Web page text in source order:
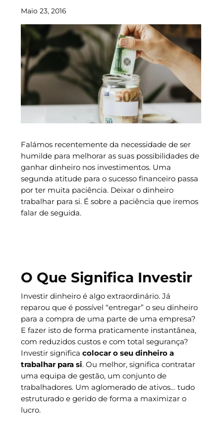
Maio 23, 2016
Falámos recentemente da necessidade de ser
humilde para melhorar as suas possibilidades de
ganhar dinheiro nos investimentos. Uma
segunda atitude para o sucesso financeiro passa
por ter muita paciência. Deixar o dinheiro
trabalhar para si. É sobre a paciência que iremos
falar de seguida.
O Que Significa Investir
Investir dinheiro é algo extraordinário. Já
reparou que é possível “entregar” o seu dinheiro
para a compra de uma parte de uma empresa?
E fazer isto de forma praticamente instantânea,
com reduzidos custos e com total segurança?
Investir significa colocar o seu dinheiro a
trabalhar para si. Ou melhor, significa contratar
uma equipa de gestão, um conjunto de
trabalhadores. Um aglomerado de ativos… tudo
estruturado e gerido de forma a maximizar o
lucro.